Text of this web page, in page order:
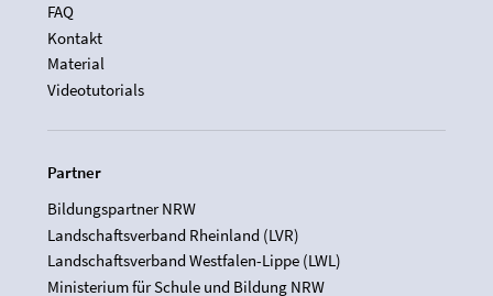
FAQ
Kontakt
Material
Videotutorials
Partner
Bildungspartner NRW
Landschaftsverband Rheinland (LVR)
Landschaftsverband Westfalen-Lippe (LWL)
Ministerium für Schule und Bildung NRW